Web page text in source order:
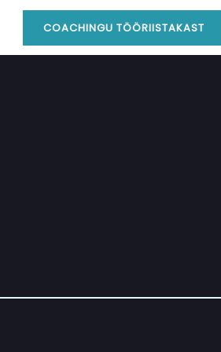
COACHINGU TÖÖRIISTAKAST